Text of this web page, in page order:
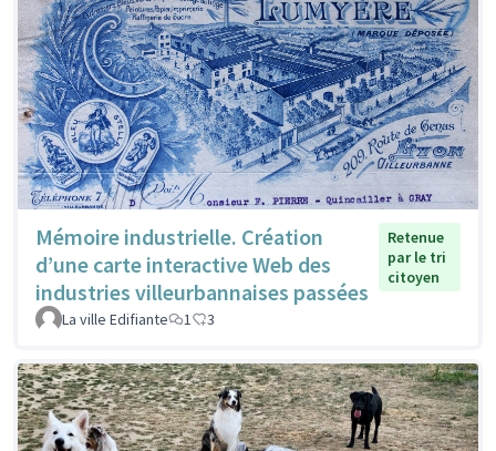
Mémoire industrielle. Création
d’une carte interactive Web des
industries villeurbannaises passées
Retenue
par le tri
citoyen
La ville Edifiante 1 3